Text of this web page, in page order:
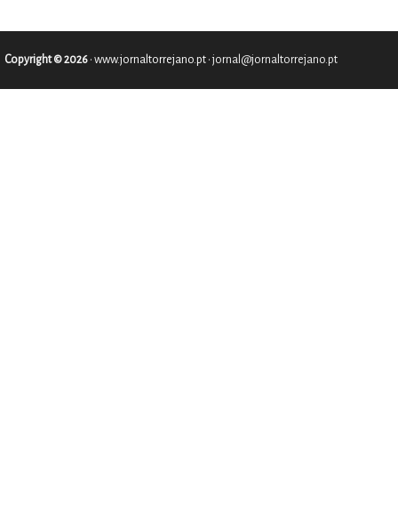
Copyright © 2026 • www.jornaltorrejano.pt • jornal@jornaltorrejano.pt